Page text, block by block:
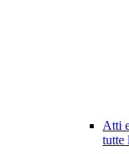
Atti
tutte